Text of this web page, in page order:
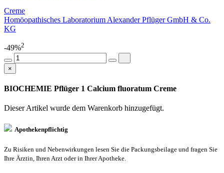
Creme
Homöopathisches Laboratorium Alexander Pflüger GmbH & Co.
KG
-49%2
×
BIOCHEMIE Pflüger 1 Calcium fluoratum Creme
Dieser Artikel wurde dem Warenkorb hinzugefügt.
Apothekenpflichtig
Zu Risiken und Nebenwirkungen lesen Sie die Packungsbeilage und fragen Sie
Ihre Ärztin, Ihren Arzt oder in Ihrer Apotheke.